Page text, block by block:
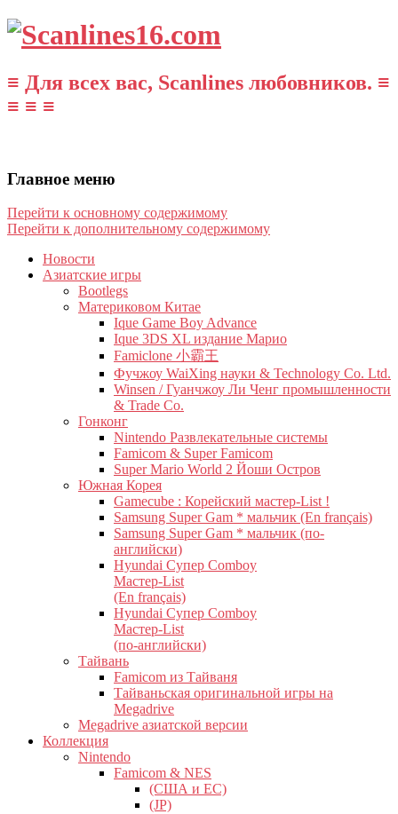
≡ Для всех вас, Scanlines любовников. ≡
≡ ≡ ≡
Главное меню
Перейти к основному содержимому
Перейти к дополнительному содержимому
Новости
Азиатские игры
Bootlegs
Материковом Китае
Ique Game Boy Advance
Ique 3DS XL издание Марио
Famiclone 小霸王
Фучжоу WaiXing науки & Technology Co. Ltd.
Winsen / Гуанчжоу Ли Ченг промышленности
& Trade Co.
Гонконг
Nintendo Развлекательные системы
Famicom & Super Famicom
Super Mario World 2 Йоши Остров
Южная Корея
Gamecube : Корейский мастер-List !
Samsung Super Gam * мальчик (En français)
Samsung Super Gam * мальчик (по-
английски)
Hyundai Супер Comboy
Мастер-List
(En français)
Hyundai Супер Comboy
Мастер-List
(по-английски)
Тайвань
Famicom из Тайваня
Тайваньская оригинальной игры на
Megadrive
Megadrive азиатской версии
Коллекция
Nintendo
Famicom & NES
(США и ЕС)
(JP)